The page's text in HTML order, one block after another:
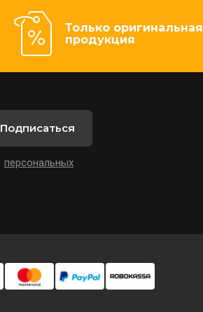
Только оригинальная
продукция
персональных
Подписаться